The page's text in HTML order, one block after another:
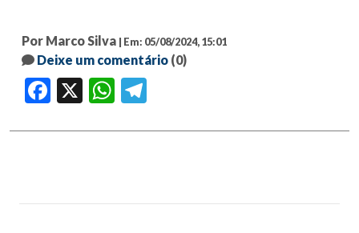
Por Marco Silva | Em: 05/08/2024, 15:01
Deixe um comentário (0)
Facebook WhatsApp